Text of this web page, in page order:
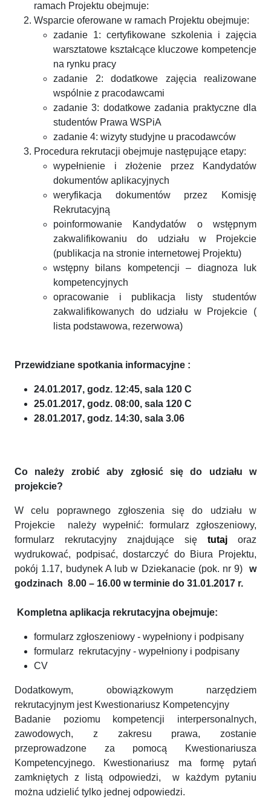
ramach Projektu obejmuje:
Wsparcie oferowane w ramach Projektu obejmuje:
zadanie 1: certyfikowane szkolenia i zajęcia
warsztatowe kształcące kluczowe kompetencje
na rynku pracy
zadanie 2: dodatkowe zajęcia realizowane
wspólnie z pracodawcami
zadanie 3: dodatkowe zadania praktyczne dla
studentów Prawa WSPiA
zadanie 4: wizyty studyjne u pracodawców
Procedura rekrutacji obejmuje następujące etapy:
wypełnienie i złożenie przez Kandydatów
dokumentów aplikacyjnych
weryfikacja dokumentów przez Komisję
Rekrutacyjną
poinformowanie Kandydatów o wstępnym
zakwalifikowaniu do udziału w Projekcie
(publikacja na stronie internetowej Projektu)
wstępny bilans kompetencji – diagnoza luk
kompetencyjnych
opracowanie i publikacja listy studentów
zakwalifikowanych do udziału w Projekcie (
lista podstawowa, rezerwowa)
Przewidziane spotkania informacyjne :
24.01.2017, godz. 12:45, sala 120 C
25.01.2017, godz. 08:00, sala 120 C
28.01.2017, godz. 14:30, sala 3.06
Co należy zrobić aby zgłosić się do udziału w
projekcie?
W celu poprawnego zgłoszenia się do udziału w
Projekcie należy wypełnić: formularz zgłoszeniowy,
formularz rekrutacyjny znajdujące się tutaj oraz
wydrukować, podpisać, dostarczyć do Biura Projektu,
pokój 1.17, budynek A lub w Dziekanacie (pok. nr 9) w
godzinach 8.00 – 16.00 w terminie do 31.01.2017 r.
Kompletna aplikacja rekrutacyjna obejmuje:
formularz zgłoszeniowy - wypełniony i podpisany
formularz rekrutacyjny - wypełniony i podpisany
CV
Dodatkowym, obowiązkowym narzędziem
rekrutacyjnym jest Kwestionariusz Kompetencyjny
Badanie poziomu kompetencji interpersonalnych,
zawodowych, z zakresu prawa, zostanie
przeprowadzone za pomocą Kwestionariusza
Kompetencyjnego. Kwestionariusz ma formę pytań
zamkniętych z listą odpowiedzi, w każdym pytaniu
można udzielić tylko jednej odpowiedzi.